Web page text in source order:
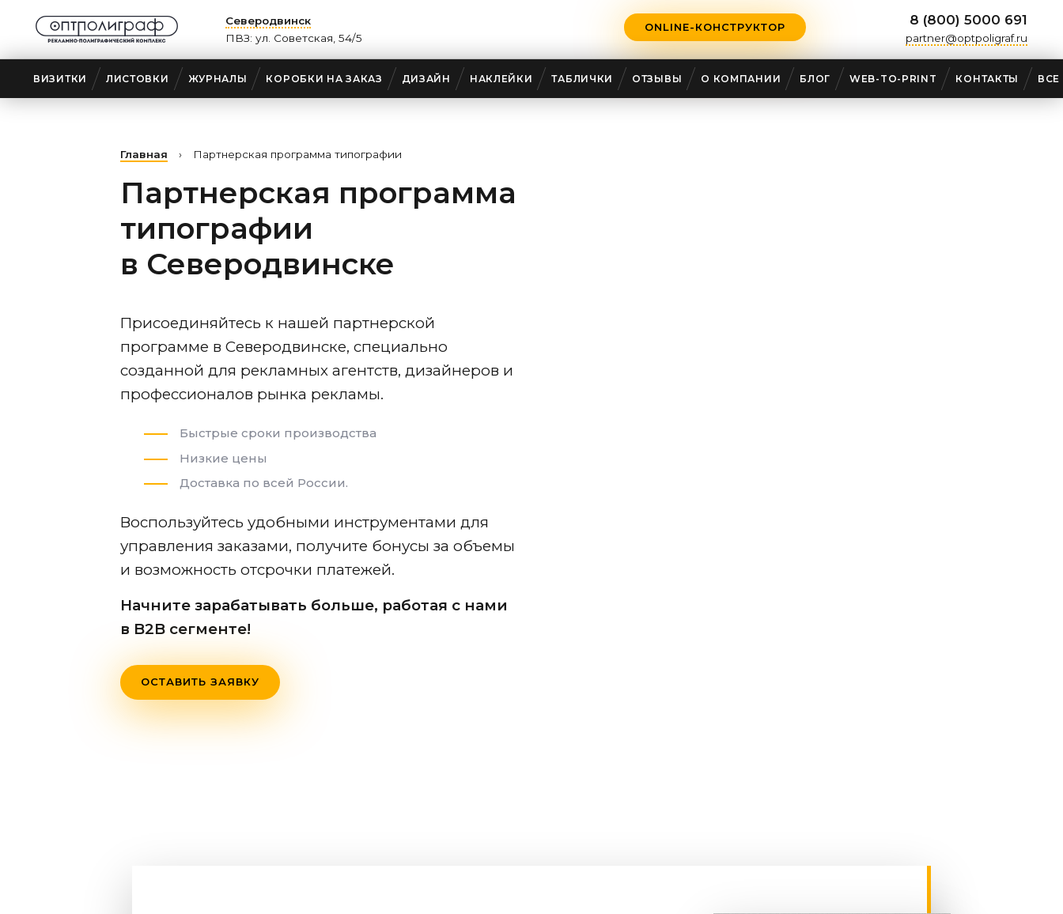
Северодвинск
ПВЗ: ул. Советская, 54/5
ONLINE-КОНСТРУКТОР 8 (800) 5000 691
partner@optpoligraf.ru
ВИЗИТКИ ЛИСТОВКИ ЖУРНАЛЫ КОРОБКИ НА ЗАКАЗ ДИЗАЙН НАКЛЕЙКИ ТАБЛИЧКИ ОТЗЫВЫ О КОМПАНИИ БЛОГ WEB-TO-PRINT КОНТАКТЫ ВСЕ
Главная › Партнерская программа типографии
Партнерская программа
типографии
в Северодвинске
Присоединяйтесь к нашей партнерской
программе в Северодвинске, специально
созданной для рекламных агентств, дизайнеров и
профессионалов рынка рекламы.
Быстрые сроки производства
Низкие цены
Доставка по всей России.
Воспользуйтесь удобными инструментами для
управления заказами, получите бонусы за объемы
и возможность отсрочки платежей.
Начните зарабатывать больше, работая с нами
в B2B сегменте!
ОСТАВИТЬ ЗАЯВКУ